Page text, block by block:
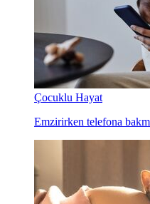
Çocuklu Hayat
Emzirirken telefona